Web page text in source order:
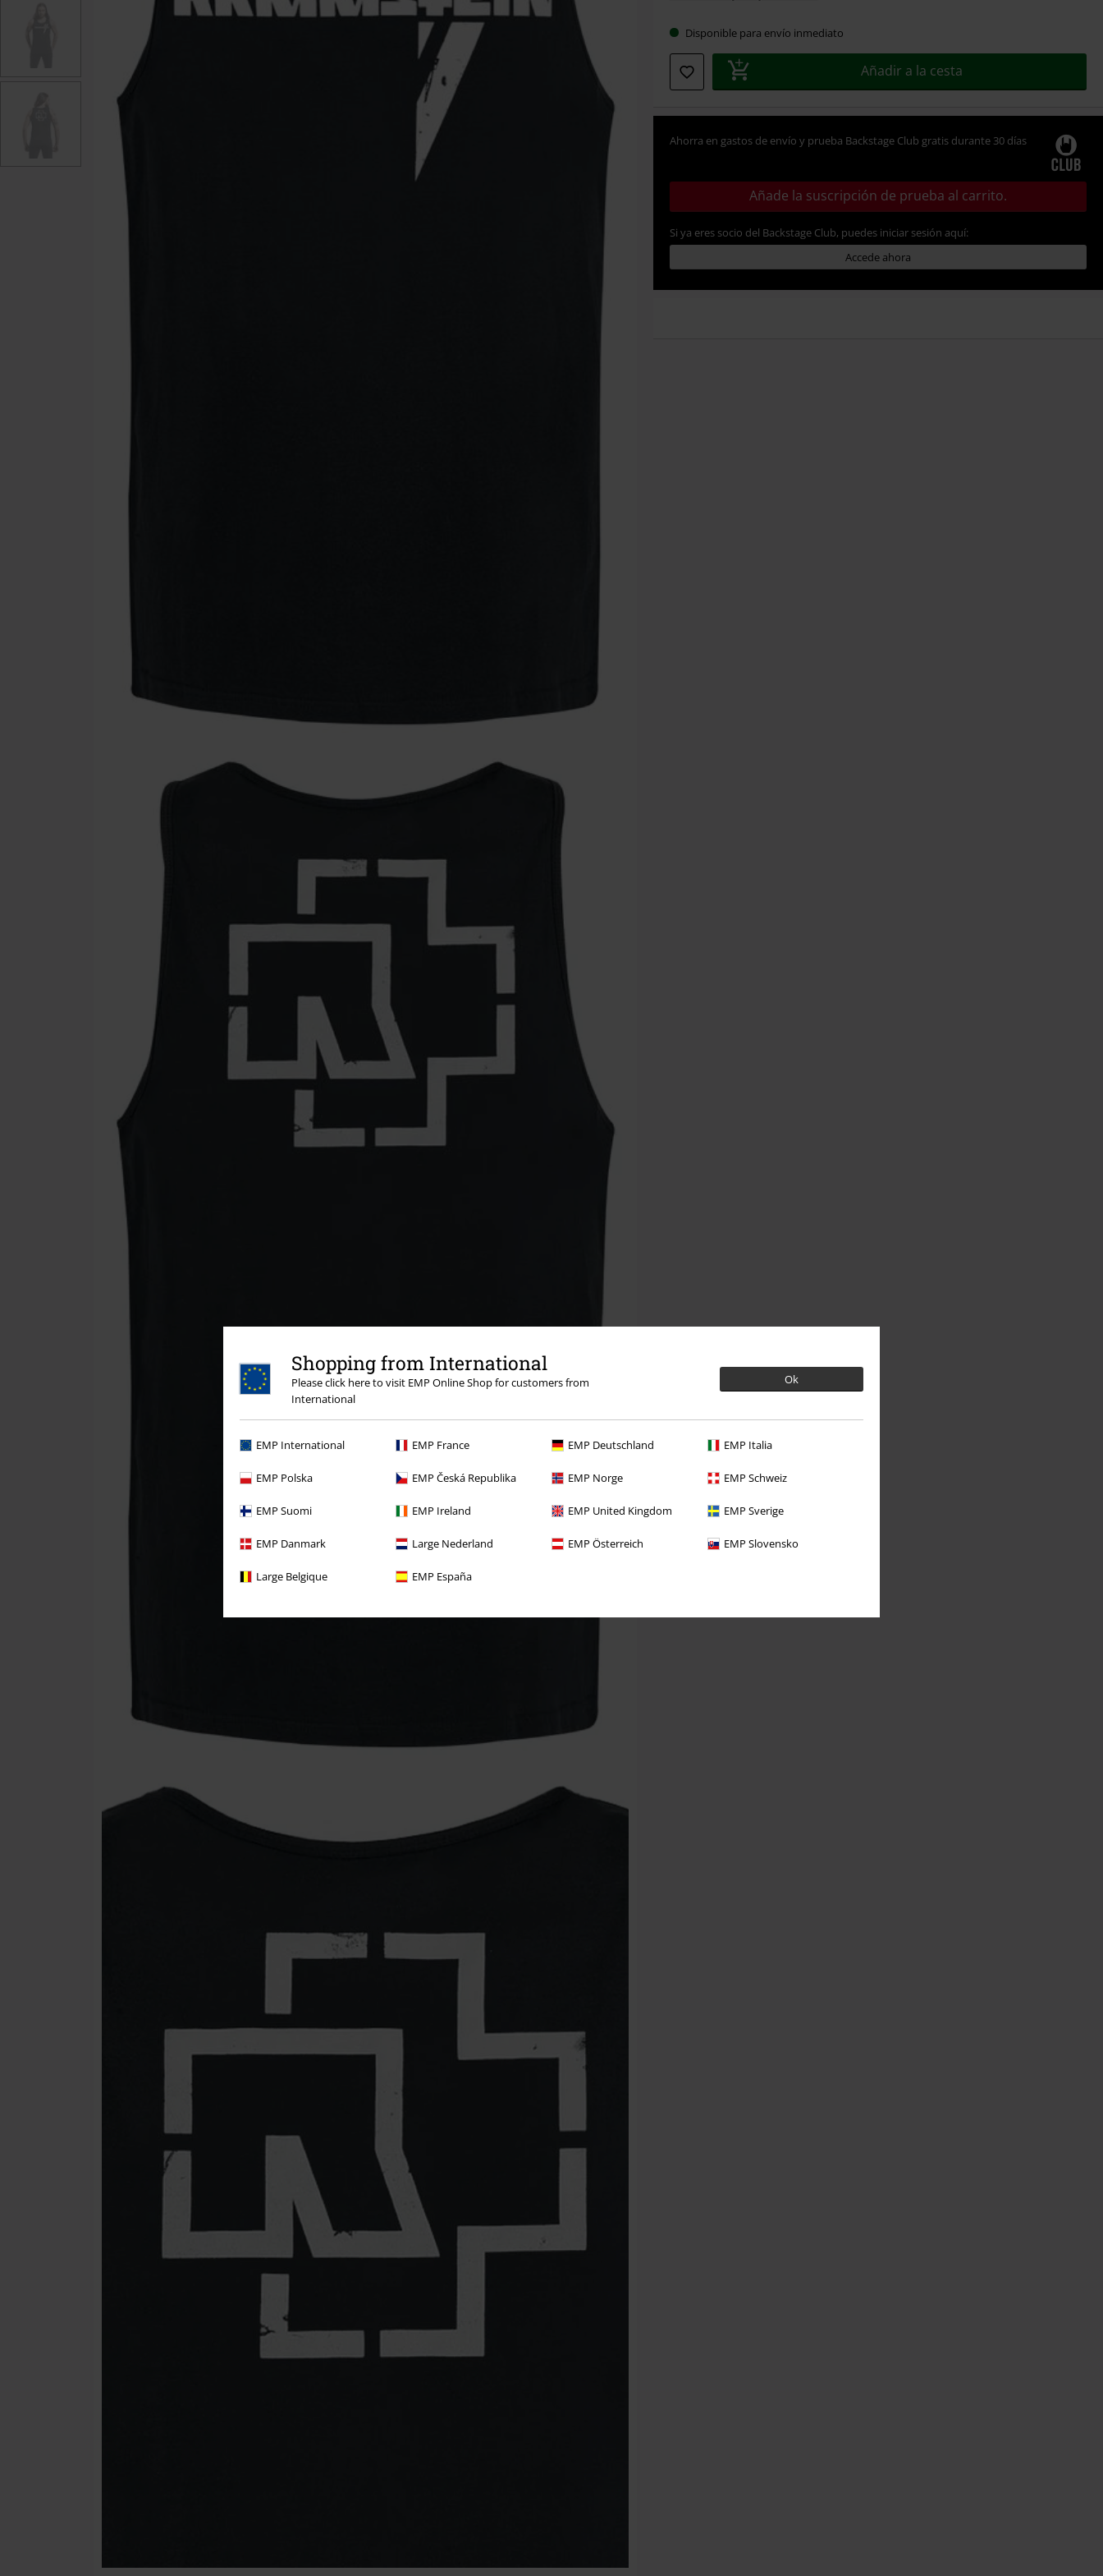
Shopping from International
Please click here to visit EMP Online Shop for customers from
International
Ok
EMP International EMP France EMP Deutschland EMP Italia
EMP Polska EMP Česká Republika EMP Norge EMP Schweiz
EMP Suomi EMP Ireland EMP United Kingdom EMP Sverige
EMP Danmark Large Nederland EMP Österreich EMP Slovensko
Large Belgique EMP España
Disponible para envío inmediato
Añadir a la cesta
Ahorra en gastos de envío y prueba Backstage Club gratis durante 30 días
Añade la suscripción de prueba al carrito.
Si ya eres socio del Backstage Club, puedes iniciar sesión aquí:
Accede ahora